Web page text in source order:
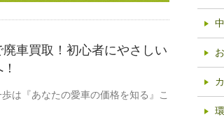
車買取！初心者にやさしい
は『あなたの愛車の価格を知る』こ